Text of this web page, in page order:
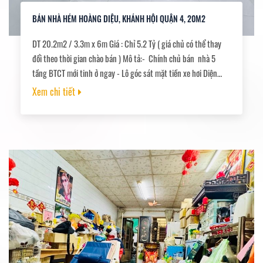
BÁN NHÀ HẺM HOÀNG DIỆU, KHÁNH HỘI QUẬN 4, 20M2
DT 20.2m2 / 3.3m x 6m Giá : Chỉ 5.2 Tỷ ( giá chủ có thể thay
đổi theo thời gian chào bán ) Mô tả:- Chính chủ bán nhà 5
tầng BTCT mới tinh ở ngay - Lô góc sát mặt tiền xe hơi Diện
tích 20.2M2 Ngang 3,3M Dài 6M Kết cấu : Trệt + Lửng + 2 Lầu
Xem chi tiết